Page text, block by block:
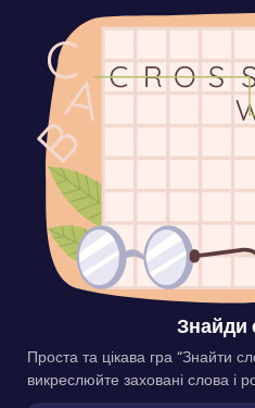
Знайди
Проста та цікава гра “Знайти
викреслюйте заховані слова і